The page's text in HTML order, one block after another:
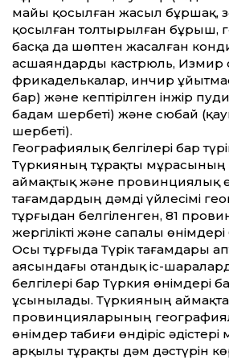
майы қосылған жасыл бұршақ,
қосылған толтырылған бұрыш,
басқа да шөптен жасалған
асшаяндарды кастрюль, Измир
фрикаделькалар, инчир
бар) және кептірілген інжір
бадам шербеті) және сюбай
шербеті).
Географиялық белгілері бар
Түркияның тұрақты мұрасының
аймақтық және провинциялық
тағамдардың дәмді үйлесімі
тұрғыдан белгіленген, 81
жергілікті және сапалы
Осы тұрғыда Түрік тағамдары
аясындағы отандық іс-
белгілері бар Түркия өнімдері
ұсынылады. Түркияның
провинцияларының
өнімдер табиғи өндіріс
арқылы тұрақты дәм дәстүрін